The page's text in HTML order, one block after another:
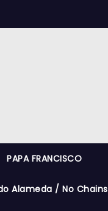
PAPA FRANCISCO
Alameda / No Chains